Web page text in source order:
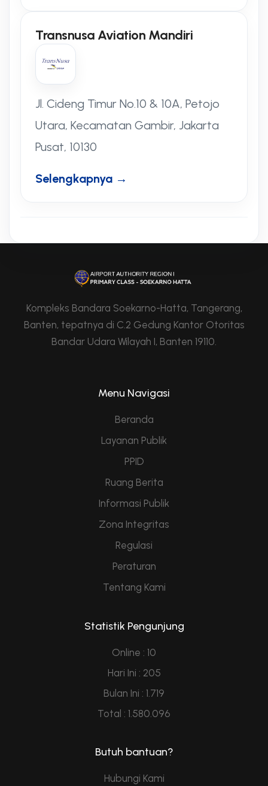
Transnusa Aviation Mandiri
Jl. Cideng Timur No.10 & 10A, Petojo
Utara, Kecamatan Gambir, Jakarta
Pusat, 10130
Selengkapnya →
Kompleks Bandara Soekarno-Hatta, Tangerang,
Banten, tepatnya di C.2 Gedung Kantor Otoritas
Bandar Udara Wilayah I, Banten 19110.
Menu Navigasi
Beranda
Layanan Publik
PPID
Ruang Berita
Informasi Publik
Zona Integritas
Regulasi
Peraturan
Tentang Kami
Statistik Pengunjung
Online : 10
Hari Ini : 205
Bulan Ini : 1.719
Total : 1.580.096
Butuh bantuan?
Hubungi Kami